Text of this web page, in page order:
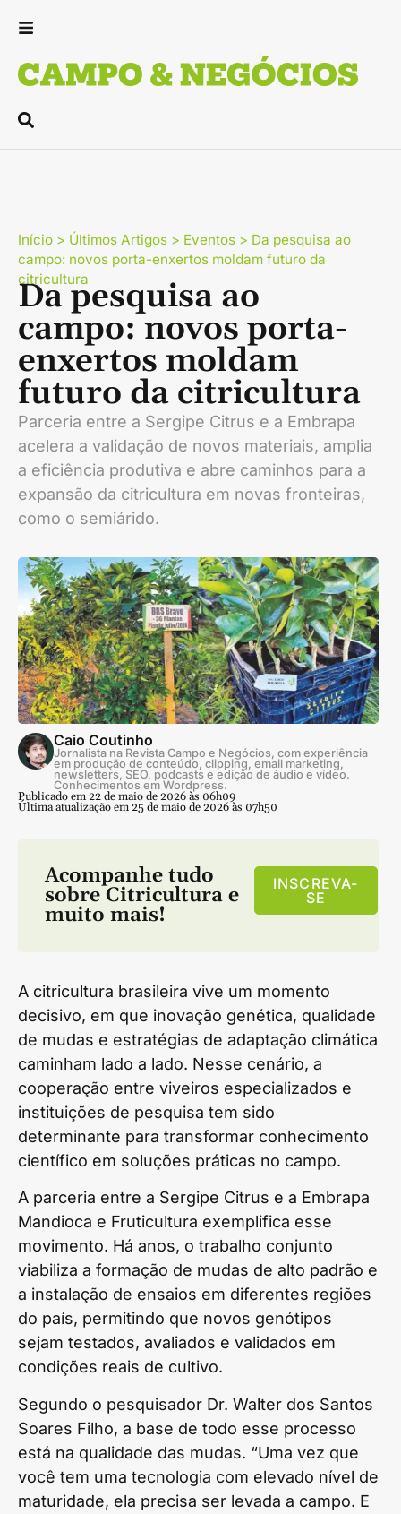
Início > Últimos Artigos > Eventos > Da pesquisa ao
campo: novos porta-enxertos moldam futuro da
citricultura
Da pesquisa ao
campo: novos porta-
enxertos moldam
futuro da citricultura
Parceria entre a Sergipe Citrus e a Embrapa
acelera a validação de novos materiais, amplia
a eficiência produtiva e abre caminhos para a
expansão da citricultura em novas fronteiras,
como o semiárido.
Caio Coutinho
Jornalista na Revista Campo e Negócios, com experiência
em produção de conteúdo, clipping, email marketing,
newsletters, SEO, podcasts e edição de áudio e vídeo.
Conhecimentos em Wordpress.
Publicado em 22 de maio de 2026 às 06h09
Última atualização em 25 de maio de 2026 às 07h50
Acompanhe tudo
sobre Citricultura e
muito mais!
INSCREVA-
SE
A citricultura brasileira vive um momento
decisivo, em que inovação genética, qualidade
de mudas e estratégias de adaptação climática
caminham lado a lado. Nesse cenário, a
cooperação entre viveiros especializados e
instituições de pesquisa tem sido
determinante para transformar conhecimento
científico em soluções práticas no campo.
A parceria entre a Sergipe Citrus e a Embrapa
Mandioca e Fruticultura exemplifica esse
movimento. Há anos, o trabalho conjunto
viabiliza a formação de mudas de alto padrão e
a instalação de ensaios em diferentes regiões
do país, permitindo que novos genótipos
sejam testados, avaliados e validados em
condições reais de cultivo.
Segundo o pesquisador Dr. Walter dos Santos
Soares Filho, a base de todo esse processo
está na qualidade das mudas. “Uma vez que
você tem uma tecnologia com elevado nível de
maturidade, ela precisa ser levada a campo. E